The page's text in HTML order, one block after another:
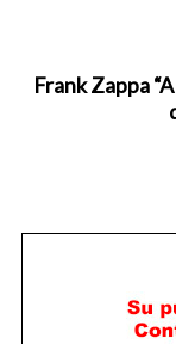
Frank Zappa